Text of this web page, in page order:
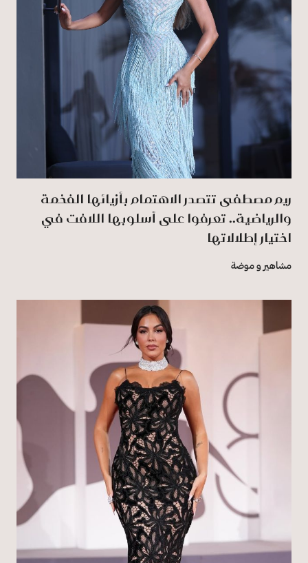
ريم مصطفى تتصدر الاهتمام بأزيائها الفخمة
والرياضية.. تعرفوا على أسلوبها اللافت في
اختيار إطلالاتها
مشاهير و موضة